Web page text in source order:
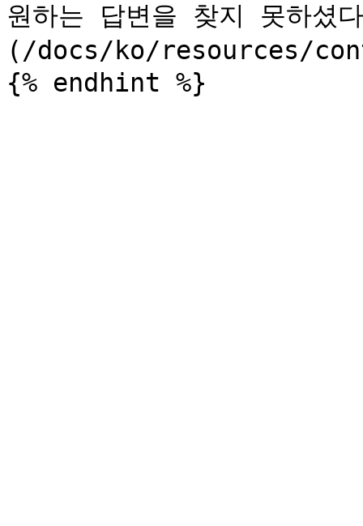
원하는 답변을 찾지 못하
(/docs/ko/resources/